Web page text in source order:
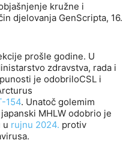
kružne i
djelovanja GenScripta, 16.
prošle godine. U
zdravstva, rada i
je odobriloCSL i
154. Unatoč golemim
MHLW odobrio je
u rujnu 2024. protiv